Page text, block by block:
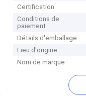
Certification
Conditions de
paiement
Détails d'emballage
Lieu d'origine
Nom de marque